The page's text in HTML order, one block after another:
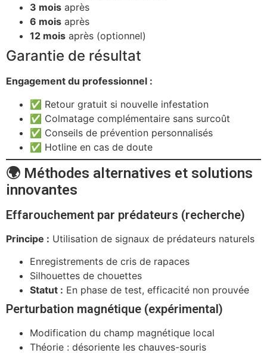
3 mois après
6 mois après
12 mois après (optionnel)
Garantie de résultat
Engagement du professionnel :
✅ Retour gratuit si nouvelle infestation
✅ Colmatage complémentaire sans surcoût
✅ Conseils de prévention personnalisés
✅ Hotline en cas de doute
🌍 Méthodes alternatives et solutions
innovantes
Effarouchement par prédateurs (recherche)
Principe : Utilisation de signaux de prédateurs naturels
Enregistrements de cris de rapaces
Silhouettes de chouettes
Statut : En phase de test, efficacité non prouvée
Perturbation magnétique (expérimental)
Modification du champ magnétique local
Théorie : désoriente les chauves-souris